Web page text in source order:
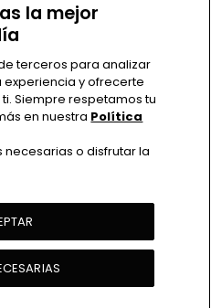
la mejor
terceros para analizar
experiencia y ofrecerte
Siempre respetamos tu
en nuestra Política
necesarias o disfrutar la